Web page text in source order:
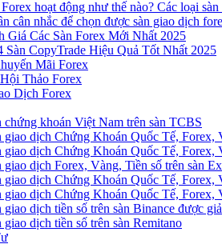
hoạt động như thế nào? Các loại
cân nhắc để chọn được sàn giao dịch
Giá Các Sàn Forex Mới Nhất 2025
Sàn CopyTrade Hiệu Quả Tốt Nhất 2025
Mãi Forex
Thảo Forex
Dịch Forex
chứng khoán Việt Nam trên sàn TCBS
giao dịch Chứng Khoán Quốc Tế, Forex,
giao dịch Chứng Khoán Quốc Tế, Forex,
dịch Forex, Vàng, Tiền số trên sàn
giao dịch Chứng Khoán Quốc Tế, Forex,
giao dịch Chứng Khoán Quốc Tế, Forex,
dịch tiền số trên sàn Binance được
dịch tiền số trên sàn Remitano